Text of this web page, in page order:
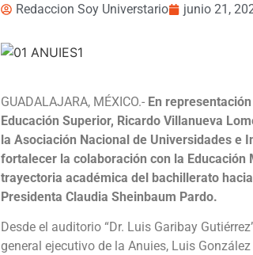
Redaccion Soy Universtario junio 21,
GUADALAJARA, MÉXICO.- En
Educación Superior, Ricardo Villanueva
la Asociación Nacional de Universidades e
fortalecer la colaboración con la
trayectoria académica del bachillerato
Presidenta Claudia Sheinbaum Pardo.
Desde el auditorio “Dr. Luis Garibay
general ejecutivo de la Anuies, Luis